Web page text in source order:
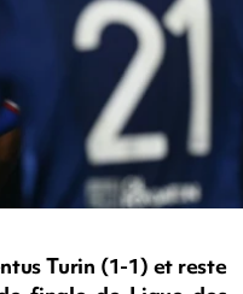
Turin (1-1) et reste